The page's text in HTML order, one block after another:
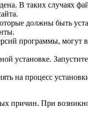
В таких случаях
должны быть
программы, могут
установке.
на процесс
причин. При